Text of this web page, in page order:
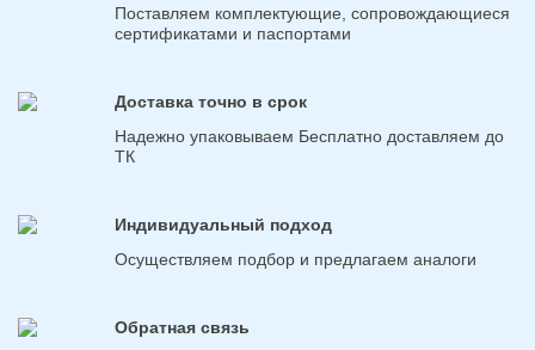
Поставляем комплектующие, сопровождающиеся
сертификатами и паспортами
Доставка точно в срок
Надежно упаковываем Бесплатно доставляем до
ТК
Индивидуальный подход
Осуществляем подбор и предлагаем аналоги
Обратная связь